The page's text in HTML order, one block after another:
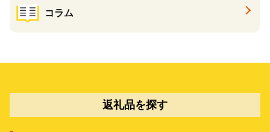
コラム
返礼品を探す